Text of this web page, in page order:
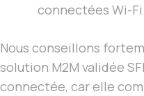
connectées Wi-Fi.
Nous conseillons
solution M2M validée
connectée, car elle